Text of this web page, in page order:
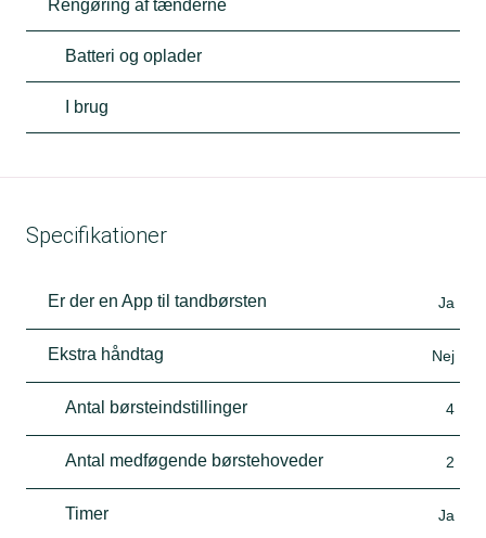
Rengøring af tænderne
Batteri og oplader
I brug
Specifikationer
Er der en App til tandbørsten Ja
Ekstra håndtag Nej
Antal børsteindstillinger 4
Antal medføgende børstehoveder 2
Timer Ja